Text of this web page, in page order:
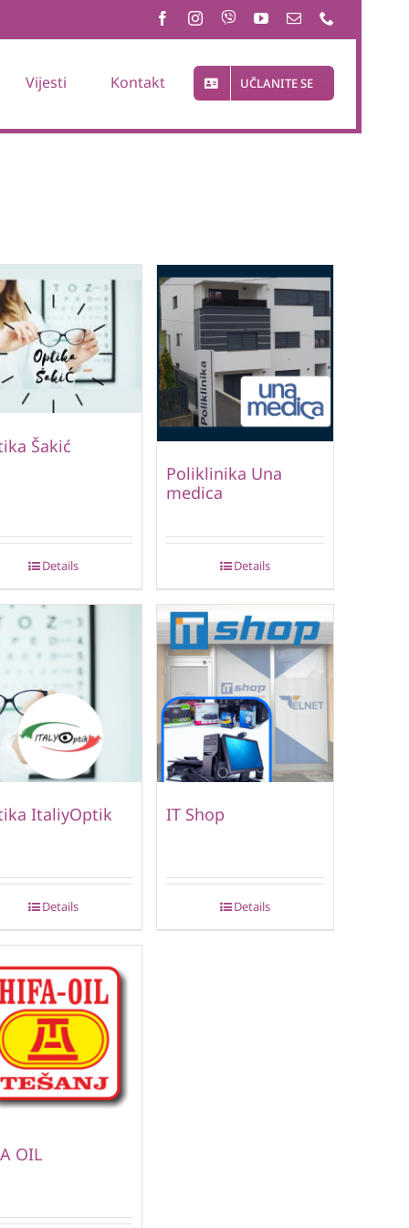
Vijesti Kontakt UČLANITE SE
Šakić
Details
Poliklinika Una
medica
Details
ItaliyOptik
Details
IT Shop
Details
OIL